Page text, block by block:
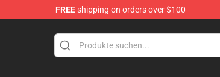
FREEshipping on orders over $100